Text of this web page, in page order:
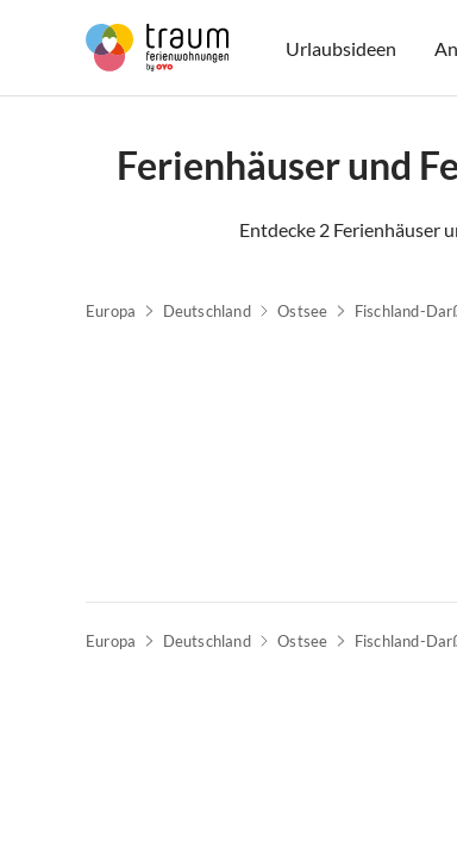
Urlaubsideen
Ferienhäuser und
Entdecke 2 Ferienhäuser
Europa Deutschland Ostsee Fischland-
Europa Deutschland Ostsee Fischland-